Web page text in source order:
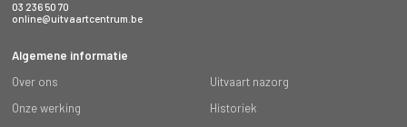
03 236 50 70
online@uitvaartcentrum.be
Algemene informatie
Over ons
Uitvaart nazorg
Onze werking
Historiek